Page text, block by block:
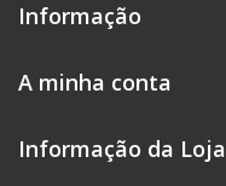
Informação
A minha conta
Informação da Loja